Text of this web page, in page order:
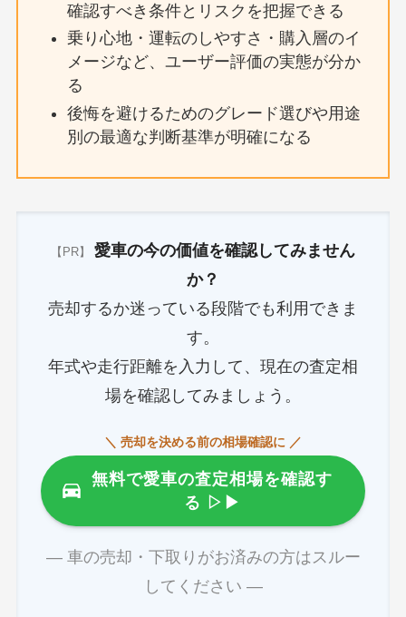
確認すべき条件とリスクを把握できる
乗り心地・運転のしやすさ・購入層のイ
メージなど、ユーザー評価の実態が分か
る
後悔を避けるためのグレード選びや用途
別の最適な判断基準が明確になる
【PR】
愛車の今の価値を確認してみません
か？
売却するか迷っている段階でも利用できま
す。
年式や走行距離を入力して、現在の査定相
場を確認してみましょう。
＼ 売却を決める前の相場確認に ／
無料で愛車の査定相場を確認す
る ▷▶
― 車の売却・下取りがお済みの方はスルー
してください ―